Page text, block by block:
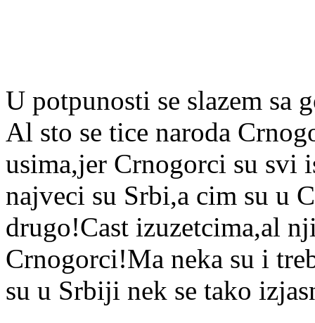
U potpunosti se slazem sa
Al sto se tice naroda
usima,jer Crnogorci su
najveci su Srbi,a cim su u
drugo!Cast izuzetcima,al
Crnogorci!Ma neka su i
su u Srbiji nek se tako